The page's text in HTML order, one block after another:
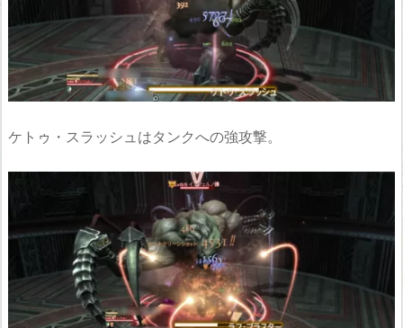
ケトゥ・スラッシュはタンクへの強攻撃。